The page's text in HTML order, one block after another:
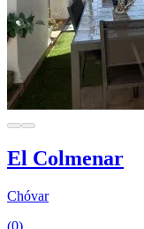
El Colmenar
Chóvar
(0)